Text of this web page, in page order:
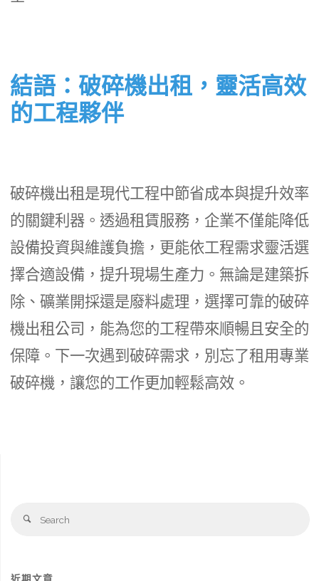
結語：破碎機出租，靈活高效
的工程夥伴
破碎機出租是現代工程中節省成本與提升效率
的關鍵利器。透過租賃服務，企業不僅能降低
設備投資與維護負擔，更能依工程需求靈活選
擇合適設備，提升現場生產力。無論是建築拆
除、礦業開採還是廢料處理，選擇可靠的破碎
機出租公司，能為您的工程帶來順暢且安全的
保障。下一次遇到破碎需求，別忘了租用專業
破碎機，讓您的工作更加輕鬆高效。
Search